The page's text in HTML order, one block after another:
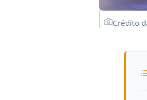
Crédito